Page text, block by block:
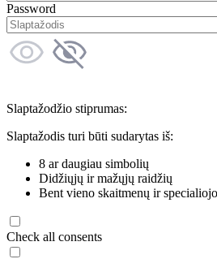
Password
Slaptažodžio stiprumas:
Slaptažodis turi būti sudarytas iš:
8 ar daugiau simbolių
Didžiųjų ir mažųjų raidžių
Bent vieno skaitmenų ir
Check all consents